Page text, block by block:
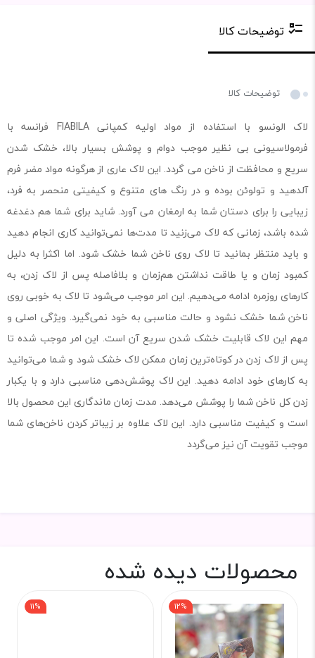
توضیحات کالا
توضیحات کالا
لاک الونسو با استفاده از مواد اولیه کمپانی FIABILA فرانسه با
فرمولاسیونی بی نظیر موجب دوام و پوشش بسیار بالا، خشک شدن
سریع و محافظت از ناخن می گردد. این لاک عاری از هرگونه مواد مضر فرم
آلدهید و تولوئن بوده و در رنگ های متنوع و کیفیتی منحصر به فرد،
زیبایی را برای دستان شما به ارمغان می آورد. شاید برای شما هم دغدغه
شده باشد، زمانی که لاک می‌زنید تا مدت‌ها نمی‌توانید کاری انجام دهید
و باید منتظر بمانید تا لاک روی ناخن شما خشک شود. اما اکثرا به دلیل
کمبود زمان و یا طاقت نداشتن هم‌زمان و بلافاصله پس از لاک زدن، به
کارهای روزمره ادامه می‌دهیم. این امر موجب می‌شود تا لاک به خوبی روی
ناخن شما خشک نشود و حالت مناسبی به خود نمی‌گیرد. ویژگی اصلی و
مهم این لاک قابلیت خشک شدن سریع آن است. این امر موجب شده تا
پس از لاک زدن در کوتاه‌ترین زمان ممکن لاک خشک شود و شما می‌توانید
به کارهای خود ادامه دهید. این لاک پوشش‌دهی مناسبی دارد و با یکبار
زدن کل ناخن شما را پوشش می‌دهد. مدت زمان ماندگاری این محصول بالا
است و کیفیت مناسبی دارد. این لاک علاوه بر زیباتر کردن ناخن‌های شما
موجب تقویت آن نیز می‌گردد
محصولات دیده شده
12%
11%